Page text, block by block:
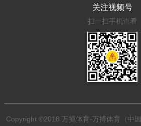
关注视频号
扫一扫手机查看
Copyright ©2018 万搏体育-万搏体育（中